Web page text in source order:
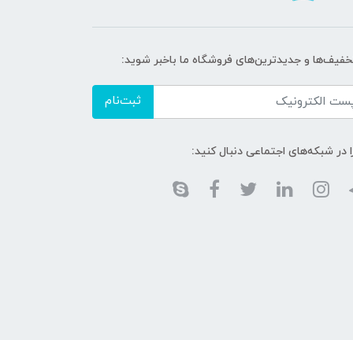
و جدیدترین‌های فروشگاه ما باخبر شوید:
ثبت‌نام
در شبکه‌های اجتماعی دنبال کنید: